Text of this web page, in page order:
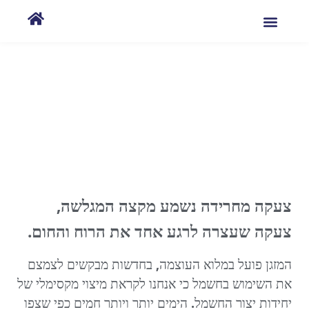
צעקה מחרידה נשמע מקצה המגלשה,
צעקה שעצרה לרגע אחד את הרוח והחום.
המזגן פועל במלוא העוצמה, בחדשות מבקשים לצמצם
את השימוש בחשמל כי אנחנו לקראת מיצוי מקסימלי של
יחידות יצור החשמל. הימים יותר ויותר חמים כפי שצפו